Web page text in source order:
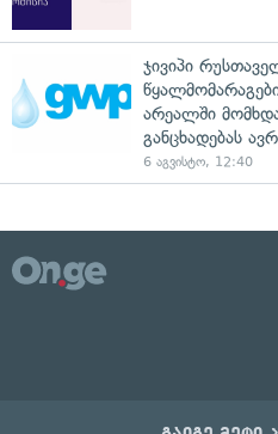
ჯივიპი
არეალში
განცხადებას
6 აგვისტო, 12:40